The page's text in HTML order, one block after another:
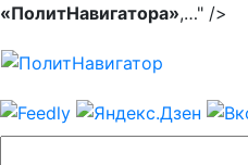
«ПолитНавигатора»,…" />